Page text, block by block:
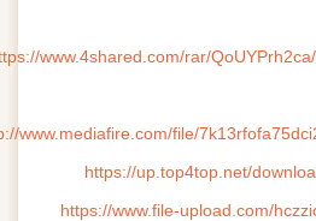
https://www.4shared.com/rar/
http://www.mediafire.com/file/
https://up.top4top.net/
https://www.file-upload.com/